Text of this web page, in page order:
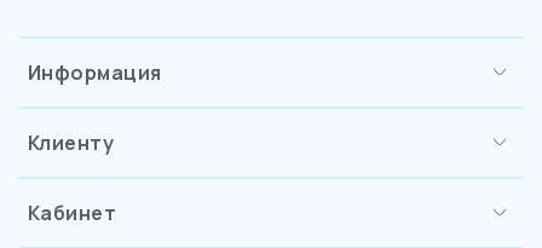
Информация
Клиенту
Кабинет